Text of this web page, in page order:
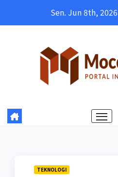
Sen. Jun 8th, 2026
TEKNOLOGI